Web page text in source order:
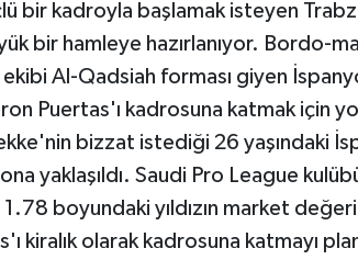
bir kadroyla başlamak isteyen
bir hamleye hazırlanıyor. Bordo-
Al-Qadsiah forması giyen
Puertas'ı kadrosuna katmak için
bizzat istediği 26 yaşındaki
yaklaşıldı. Saudi Pro League
boyundaki yıldızın market
kiralık olarak kadrosuna katmayı